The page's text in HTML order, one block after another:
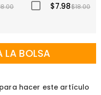
$7.98$18.00
LA BOLSA
hacer este artículo